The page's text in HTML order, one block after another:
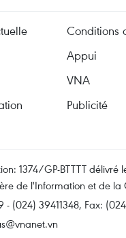
Conditions
Appui
VNA
Publicité
1374/GP-BTTTT délivré
de l'Information et de la
- (024) 39411348, Fax: